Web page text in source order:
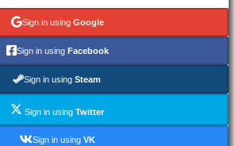
Sign in using Google
Sign in using Facebook
Sign in using Steam
Sign in using Twitter
Sign in using VK